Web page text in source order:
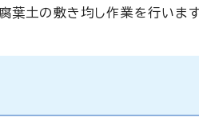
土の敷き均し作業を行います